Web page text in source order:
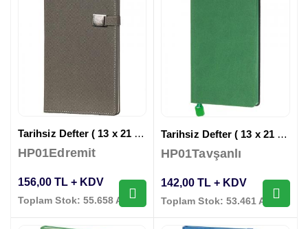
Tarihsiz Defter ( 13 x 21 cm )
HP01Edremit
156,00 TL + KDV
Toplam Stok: 55.658 Adet
Tarihsiz Defter ( 13 x 21 cm )
HP01Tavşanlı
142,00 TL + KDV
Toplam Stok: 53.461 Adet